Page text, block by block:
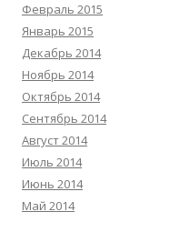
Февраль 2015
Январь 2015
Декабрь 2014
Ноябрь 2014
Октябрь 2014
Сентябрь 2014
Август 2014
Июль 2014
Июнь 2014
Май 2014